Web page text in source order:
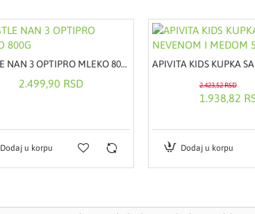
(OENOTHERA BIENNIS OIL).
Pakovanje: Boca
Tip artikla:Gel
Penušavi gel
A-DERMA
Uvoznik:Oktal Pharma,
NESTLE NAN 3 OPTIPRO MLEKO 800G
2.499,90 RSD
Dodaj u korpu
1.938,82
2.423,52 RSD
Dodaj u korpu